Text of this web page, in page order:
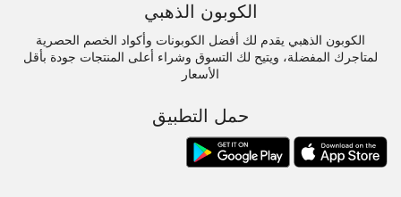
الكوبون الذهبي
الكوبون الذهبي يقدم لك أفضل الكوبونات وأكواد الخصم الحصرية
لمتاجرك المفضلة، ويتيح لك التسوق وشراء أعلى المنتجات جودة بأقل
الأسعار
حمل التطبيق